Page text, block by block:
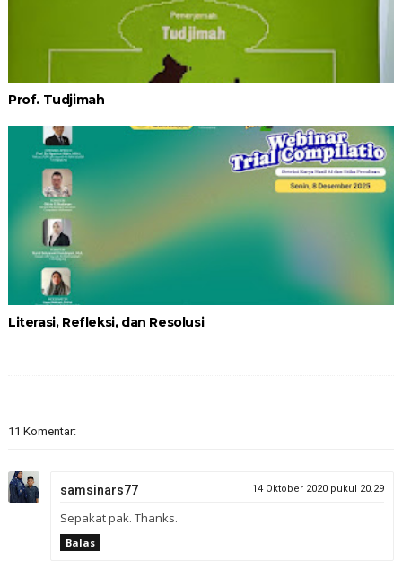
Prof. Tudjimah
Literasi, Refleksi, dan Resolusi
11 Komentar:
samsinars77 14 Oktober 2020 pukul 20.29
Sepakat pak. Thanks.
Balas